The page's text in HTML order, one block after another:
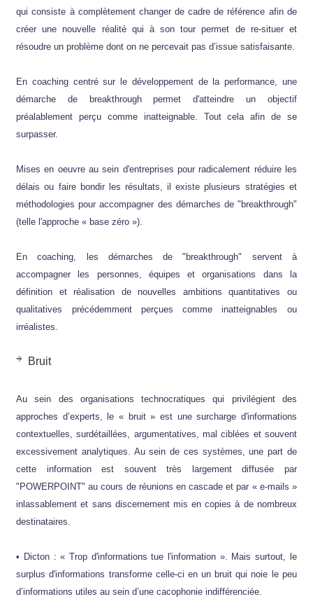
qui consiste à complètement changer de cadre de référence afin de
créer une nouvelle réalité qui à son tour permet de re-situer et
résoudre un problème dont on ne percevait pas d’issue satisfaisante.
En coaching centré sur le développement de la performance, une
démarche de breakthrough permet d'atteindre un objectif
préalablement perçu comme inatteignable. Tout cela afin de se
surpasser.
Mises en oeuvre au sein d'entreprises pour radicalement réduire les
délais ou faire bondir les résultats, il existe plusieurs stratégies et
méthodologies pour accompagner des démarches de "breakthrough"
(telle l'approche « base zéro »).
En coaching, les démarches de "breakthrough" servent à
accompagner les personnes, équipes et organisations dans la
définition et réalisation de nouvelles ambitions quantitatives ou
qualitatives précédemment perçues comme inatteignables ou
irréalistes.
Bruit
Au sein des organisations technocratiques qui privilégient des
approches d’experts, le « bruit » est une surcharge d'informations
contextuelles, surdétaillées, argumentatives, mal ciblées et souvent
excessivement analytiques. Au sein de ces systèmes, une part de
cette information est souvent très largement diffusée par
"POWERPOINT" au cours de réunions en cascade et par « e-mails »
inlassablement et sans discernement mis en copies à de nombreux
destinataires.
• Dicton : « Trop d'informations tue l'information ». Mais surtout, le
surplus d'informations transforme celle-ci en un bruit qui noie le peu
d’informations utiles au sein d’une cacophonie indifférenciée.